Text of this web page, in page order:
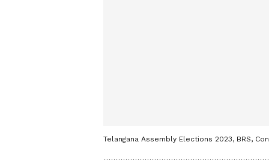
Telangana Assembly Elections 2023, BRS,